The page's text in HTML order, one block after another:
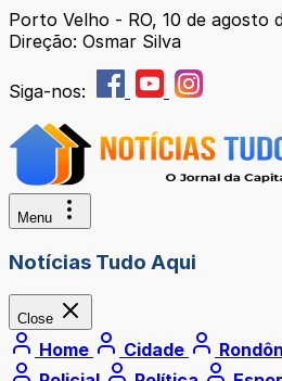
Porto Velho - RO, 10 de agosto
Direção: Osmar Silva
Siga-nos:
Menu
Notícias Tudo Aqui
Close
Home Cidade